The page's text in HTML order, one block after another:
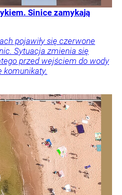
Sinice zamykają
pojawiły się czerwone
Sytuacja zmienia się
przed wejściem do wody
komunikaty.